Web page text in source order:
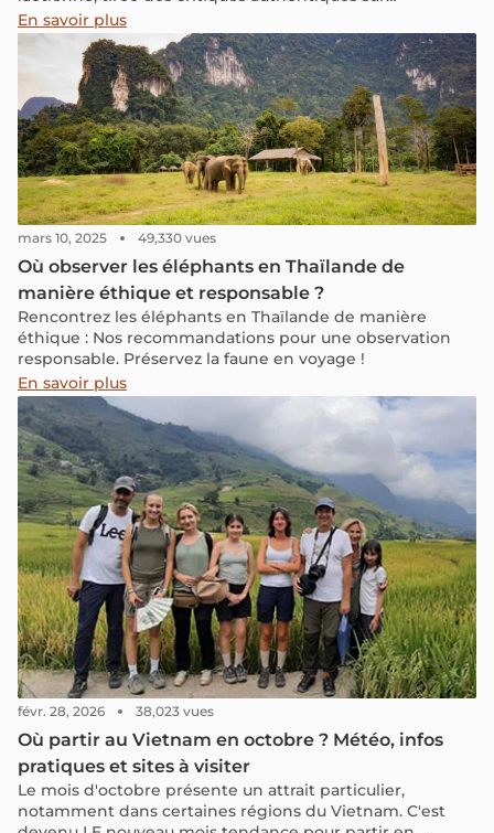
Google, TripAdvisor,... De la cuisine traditionnelle
laotienne aux restaurants fusion, cette liste offre un
aperçu complet des options disponibles pour satisfaire
toutes les envies culinaires. Découvrez les meilleures
adresses pour savourer des plats locaux ou explorer de
nouvelles saveurs à Vientiane.
En savoir plus
mars 10, 2025 49,330 vues
Où observer les éléphants en Thaïlande de
manière éthique et responsable ?
Rencontrez les éléphants en Thaïlande de manière
éthique : Nos recommandations pour une observation
responsable. Préservez la faune en voyage !
En savoir plus
févr. 28, 2026 38,023 vues
Où partir au Vietnam en octobre ? Météo, infos
pratiques et sites à visiter
Le mois d'octobre présente un attrait particulier,
notamment dans certaines régions du Vietnam. C'est